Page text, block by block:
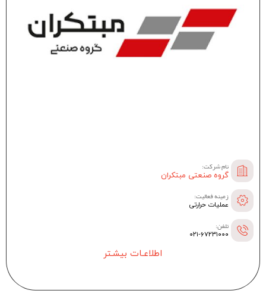
نام شرکت:
گروه صنعتی مبتکران
زمینه فعالیت:
عملیات حرارتی
تلفن:
۰۲۱-۶۷۲۳۱۰۰۰
اطلاعـات بیشـتر